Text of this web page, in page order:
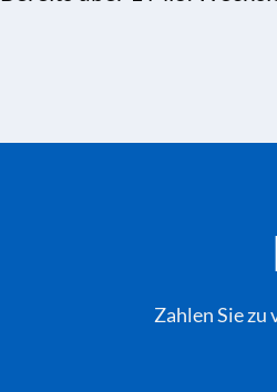
Zahlen Sie